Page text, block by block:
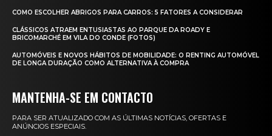
COMO ESCOLHER ABRIGOS PARA CARROS: 5 FATORES A CONSIDERAR
CLÁSSICOS ATRAEM ENTUSIASTAS AO PARQUE DA ROADY E
BRICOMARCHÉ EM VILA DO CONDE (FOTOS)
AUTOMÓVEIS E NOVOS HÁBITOS DE MOBILIDADE: O RENTING AUTOMÓVEL
DE LONGA DURAÇÃO COMO ALTERNATIVA À COMPRA
MANTENHA-SE EM CONTACTO
PARA SER ATUALIZADO COM AS ÚLTIMAS NOTÍCIAS, OFERTAS E
ANÚNCIOS ESPECIAIS.